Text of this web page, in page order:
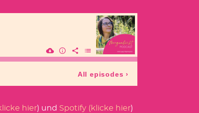
hier) und Spotify (klicke hier)